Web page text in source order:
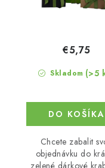
Skladom (>5
€5,75
DO KOŠÍKA
Chcete zabalit
objednávku do
zelené dárkové